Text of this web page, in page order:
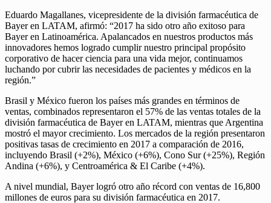
Eduardo Magallanes, vicepresidente de la división farmacéutica de
Bayer en LATAM, afirmó: “2017 ha sido otro año exitoso para
Bayer en Latinoamérica. Apalancados en nuestros productos más
innovadores hemos logrado cumplir nuestro principal propósito
corporativo de hacer ciencia para una vida mejor, continuamos
luchando por cubrir las necesidades de pacientes y médicos en la
región.”
Brasil y México fueron los países más grandes en términos de
ventas, combinados representaron el 57% de las ventas totales de la
división farmacéutica de Bayer en LATAM, mientras que Argentina
mostró el mayor crecimiento. Los mercados de la región presentaron
positivas tasas de crecimiento en 2017 a comparación de 2016,
incluyendo Brasil (+2%), México (+6%), Cono Sur (+25%), Región
Andina (+6%), y Centroamérica & El Caribe (+4%).
A nivel mundial, Bayer logró otro año récord con ventas de 16,800
millones de euros para su división farmacéutica en 2017.